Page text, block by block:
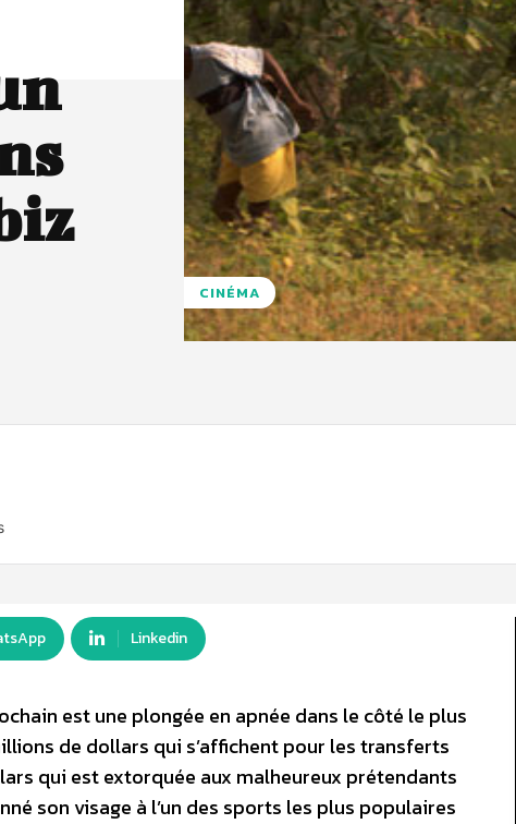
CINÉMA
Linkedin
est une plongée en apnée dans le côté le plus
de dollars qui s’affichent pour les transferts
qui est extorquée aux malheureux prétendants
son visage à l’un des sports les plus populaires